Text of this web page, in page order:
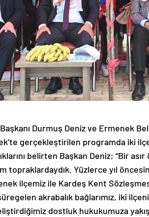
Durmuş Deniz ve Ermenek
gerçekleştirilen programda iki
belirten Başkan Deniz; “Bir
topraklardaydık. Yüzlerce yıl
ilçemiz ile Kardeş Kent
akrabalık bağlarımız, iki
dostluk hukukumuza